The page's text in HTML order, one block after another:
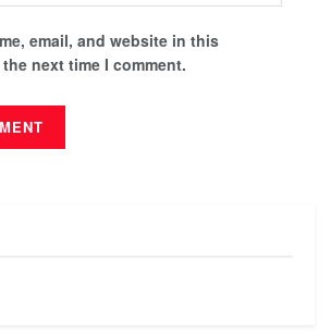
email, and website in this
next time I comment.